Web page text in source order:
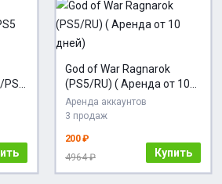
God of War Ragnarok
(PS5/RU) ( Аренда от 10
дней)
Аренда аккаунтов
3 продаж
200 ₽
4964 ₽
Купить